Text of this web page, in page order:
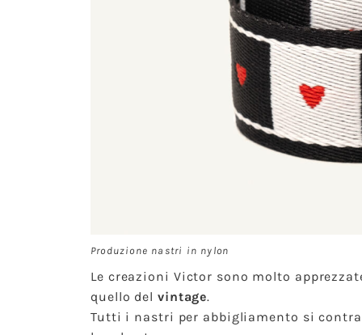
Produzione nastri in nylon
Le creazioni Victor sono molto
quello del vintage.
Tutti i nastri per abbigliamento si